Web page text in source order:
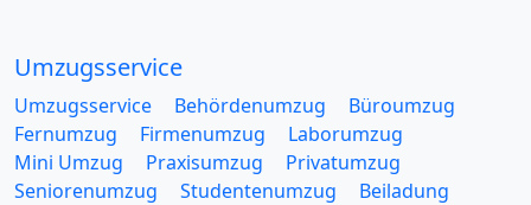
Umzugsservice
Umzugsservice Behördenumzug
Büroumzug
Fernumzug
Firmenumzug
Laborumzug
Mini Umzug
Praxisumzug
Privatumzug
Seniorenumzug
Studentenumzug
Beiladung